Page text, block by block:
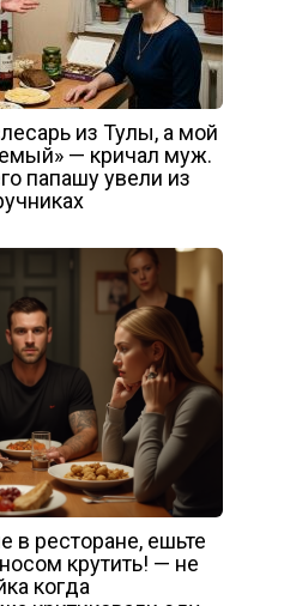
из Тулы, а мой
— кричал муж.
папашу увели из
в ресторане, ешьте
крутить! — не
когда